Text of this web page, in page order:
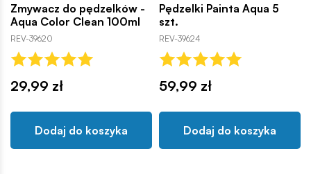
Zmywacz do pędzelków -
Aqua Color Clean 100ml
REV-39620
29,99 zł
Dodaj do koszyka
Pędzelki Painta Aqua 5
szt.
REV-39624
59,99 zł
Dodaj do koszyka